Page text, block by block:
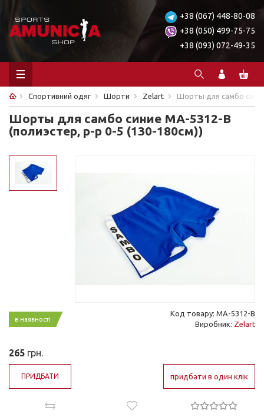
+38 (067) 448-80-08
+38 (050) 499-75-75
+38 (093) 072-49-35
Спортивний одяг Шорти Zelart Шорты для самбо
Шорты для самбо синие MA-5312-B
(полиэстер, р-р 0-5 (130-180см))
в наявності
Код товару: MA-5312-B
Виробник: Zelart
265 грн.
ПРИДБАТИ придбати в один клік